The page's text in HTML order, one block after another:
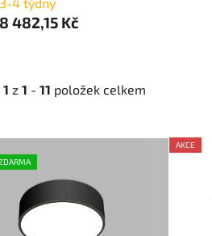
8 482,15 Kč
1 z 1 - 11 položek celkem
AKCE